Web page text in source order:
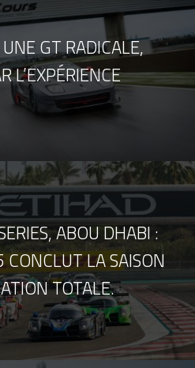
GT RADICALE,
L’EXPÉRIENCE
ABOU DHABI :
CONCLUT LA SAISON
TOTALE.